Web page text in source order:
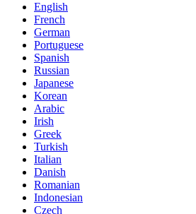
English
French
German
Portuguese
Spanish
Russian
Japanese
Korean
Arabic
Irish
Greek
Turkish
Italian
Danish
Romanian
Indonesian
Czech